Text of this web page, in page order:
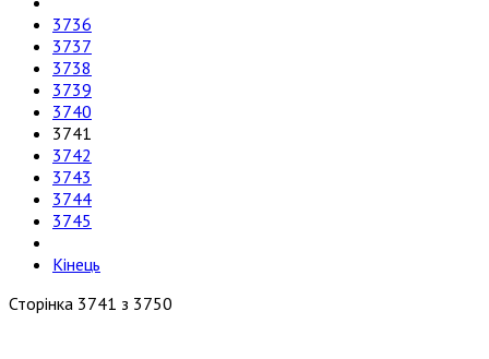
3736
3737
3738
3739
3740
3741
3742
3743
3744
3745
Кінець
Сторінка 3741 з 3750